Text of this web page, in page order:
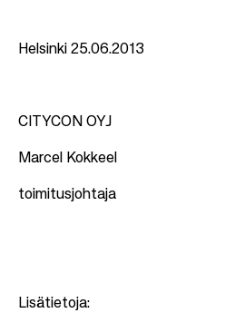
Helsinki 25.06.2013
CITYCON OYJ
Marcel Kokkeel
toimitusjohtaja
Lisätietoja: